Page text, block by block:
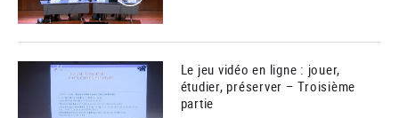
Le jeu vidéo en ligne : jouer,
étudier, préserver – Troisième
partie